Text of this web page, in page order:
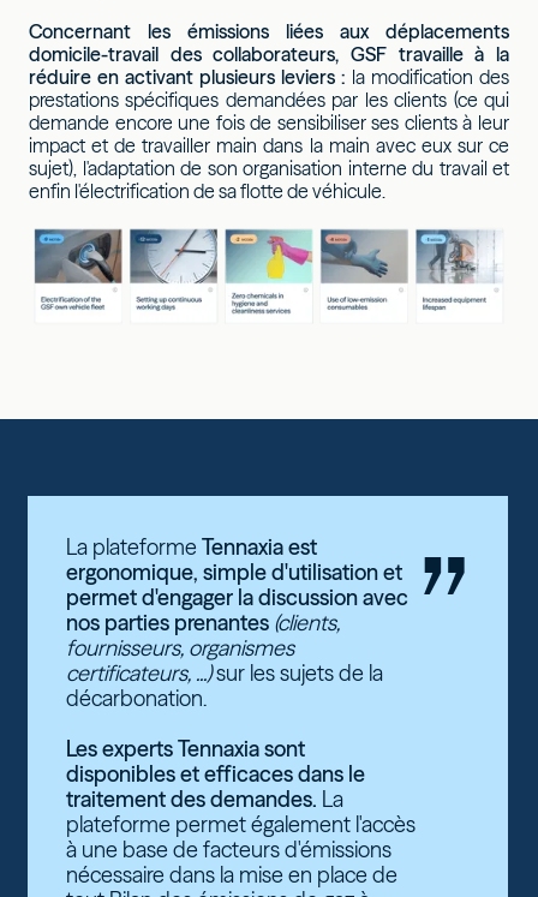
Concernant les émissions liées aux déplacements
domicile-travail des collaborateurs, GSF travaille à la
réduire en activant plusieurs leviers : la modification des
prestations spécifiques demandées par les clients (ce qui
demande encore une fois de sensibiliser ses clients à leur
impact et de travailler main dans la main avec eux sur ce
sujet), l'adaptation de son organisation interne du travail et
enfin l'électrification de sa flotte de véhicule.
La plateforme Tennaxia est
ergonomique, simple d'utilisation et
permet d'engager la discussion avec
nos parties prenantes (clients,
fournisseurs, organismes
certificateurs, ...)sur les sujets de la
décarbonation.
Les experts Tennaxia sont
disponibles et efficaces dans le
traitement des demandes. La
plateforme permet également l'accès
à une base de facteurs d'émissions
nécessaire dans la mise en place de
”